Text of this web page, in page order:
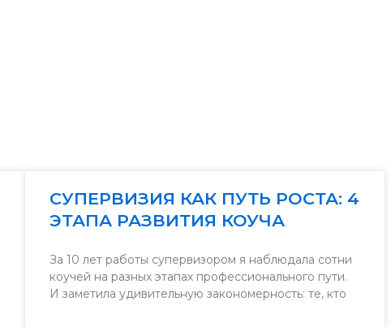
СУПЕРВИЗИЯ КАК ПУТЬ РОСТА: 4
ЭТАПА РАЗВИТИЯ КОУЧА
За 10 лет работы супервизором я наблюдала сотни
коучей на разных этапах профессионального пути.
И заметила удивительную закономерность: те, кто